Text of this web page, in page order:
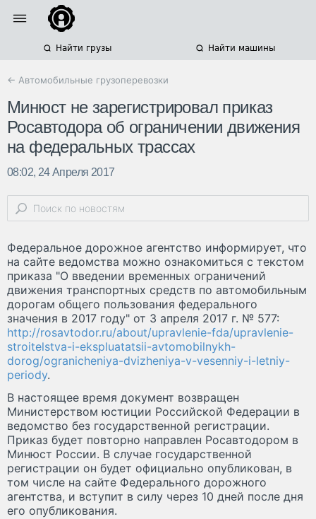
Найти грузы Найти машины
← Автомобильные грузоперевозки
Минюст не зарегистрировал приказ
Росавтодора об ограничении движения
на федеральных трассах
08:02, 24 Апреля 2017
Федеральное дорожное агентство информирует, что
на сайте ведомства можно ознакомиться с текстом
приказа "О введении временных ограничений
движения транспортных средств по автомобильным
дорогам общего пользования федерального
значения в 2017 году" от 3 апреля 2017 г. № 577:
http://rosavtodor.ru/about/upravlenie-fda/upravlenie-
stroitelstva-i-ekspluatatsii-avtomobilnykh-
dorog/ogranicheniya-dvizheniya-v-vesenniy-i-letniy-
periody.
В настоящее время документ возвращен
Министерством юстиции Российской Федерации в
ведомство без государственной регистрации.
Приказ будет повторно направлен Росавтодором в
Минюст России. В случае государственной
регистрации он будет официально опубликован, в
том числе на сайте Федерального дорожного
агентства, и вступит в силу через 10 дней после дня
его опубликования.